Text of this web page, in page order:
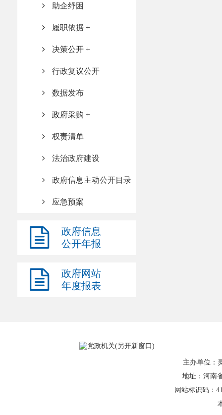
助企纾困
履职依据
决策公开
行政复议公开
数据发布
政府采购
权责清单
法治政府建设
政府信息主动公开目录
应急预案
政府信息
公开年报
政府网站
年度报表
主办单位：
地址：河南
网站标识码：